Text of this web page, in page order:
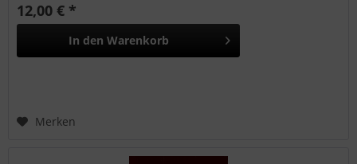
12,00 € *
In den Warenkorb
Merken